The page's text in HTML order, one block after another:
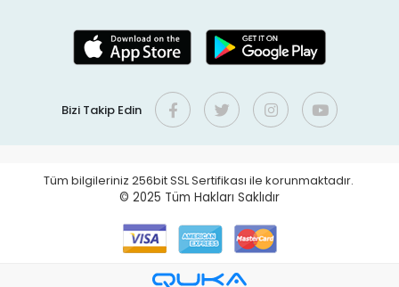
Bizi Takip Edin
Tüm bilgileriniz 256bit SSL Sertifikası ile korunmaktadır.
© 2025 Tüm Hakları Saklıdır